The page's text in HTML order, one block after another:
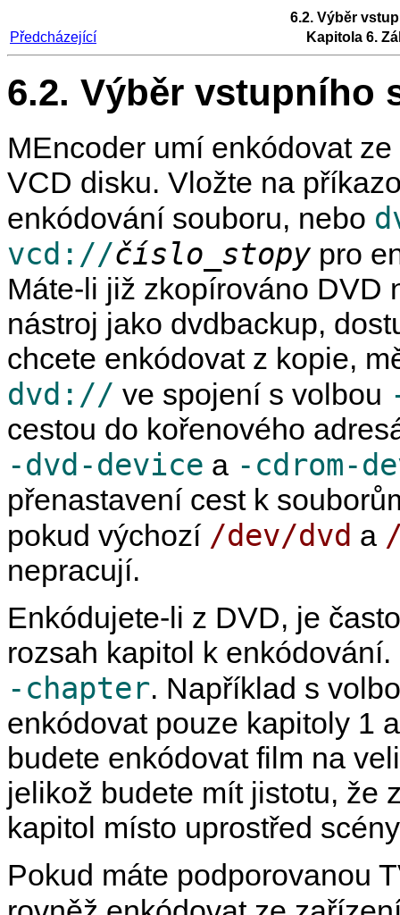
6.2. Výběr
Předcházející
Kapitola 6.
6.2. Výběr vstupního
MEncoder umí enkódovat
VCD disku. Vložte na
enkódování souboru, nebo
vcd://číslo_stopypro
Máte-li již zkopírováno DVD
nástroj jako dvdbackup,
chcete enkódovat z kopie,
dvd:// ve spojení s volbou
cestou do kořenového
-dvd-device a -cdrom-
přenastavení cest k
pokud výchozí /dev/dvd a
nepracují.
Enkódujete-li z DVD, je
rozsah kapitol k
-chapter. Například s
enkódovat pouze kapitoly 1
budete enkódovat film na
jelikož budete mít jistotu, že
kapitol místo uprostřed
Pokud máte podporovanou